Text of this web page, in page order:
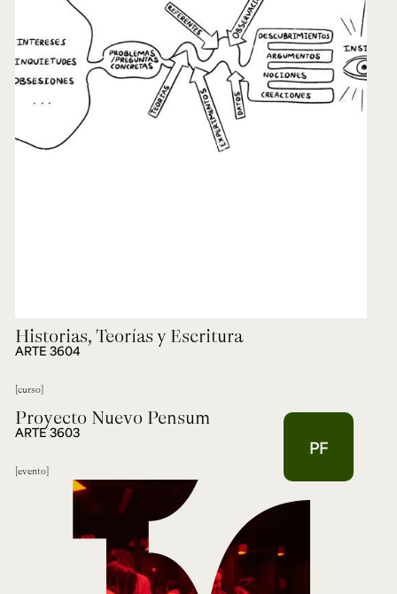
Historias, Teorías y Escritura
ARTE 3604
curso
PF
Proyecto Nuevo Pensum
ARTE 3603
evento